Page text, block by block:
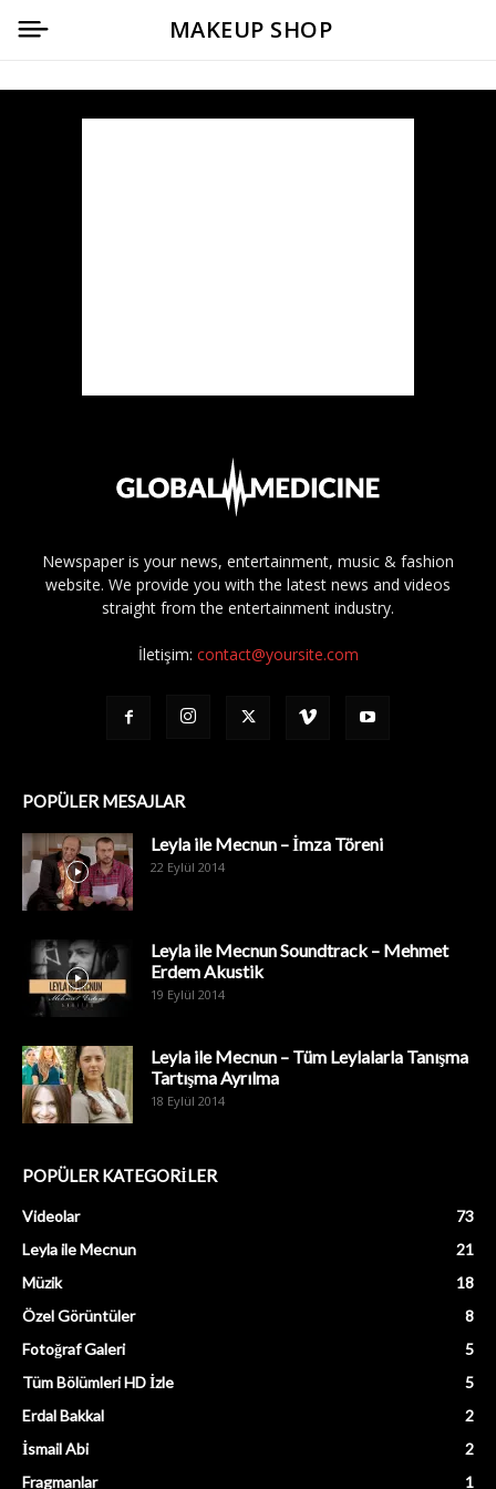
MAKEUP SHOP
Newspaper is your news, entertainment, music & fashion
website. We provide you with the latest news and videos
straight from the entertainment industry.
İletişim: contact@yoursite.com
POPÜLER MESAJLAR
Leyla ile Mecnun – İmza Töreni
22 Eylül 2014
Leyla ile Mecnun Soundtrack – Mehmet
Erdem Akustik
19 Eylül 2014
Leyla ile Mecnun – Tüm Leylalarla Tanışma
Tartışma Ayrılma
18 Eylül 2014
POPÜLER KATEGORİLER
Videolar
73
Leyla ile Mecnun
21
Müzik
18
Özel Görüntüler
8
Fotoğraf Galeri
5
Tüm Bölümleri HD İzle
5
Erdal Bakkal
2
İsmail Abi
2
Fragmanlar
1